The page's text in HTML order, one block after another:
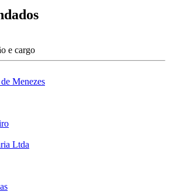
e cargo
Menezes
Ltda